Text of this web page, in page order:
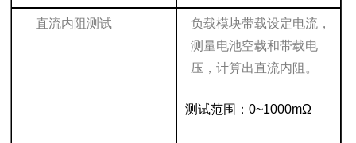
直流内阻测试
负载模块带载设定电流，
测量电池空载和带载电
压，计算出直流内阻。
测试范围：0~1000mΩ